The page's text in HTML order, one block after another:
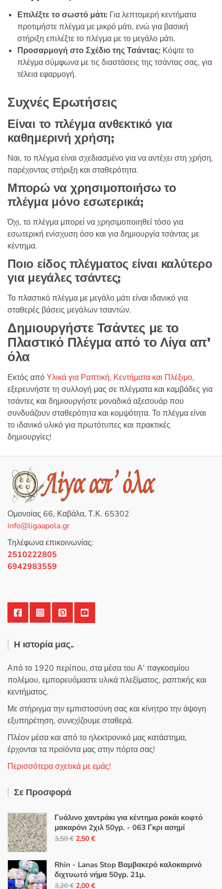
Επιλέξτε το σωστό μάτι: Για λεπτομερή κεντήματα
προτιμήστε πλέγμα με μικρό μάτι, ενώ για βασική
στήριξη επιλέξτε το πλέγμα με το μεγάλο μάτι.
Προσαρμογή στο Σχέδιο της Τσάντας: Κόψτε το
πλέγμα σύμφωνα με τις διαστάσεις της τσάντας σας, για
τέλεια εφαρμογή.
Συχνές Ερωτήσεις
Είναι το πλέγμα ανθεκτικό για
καθημερινή χρήση;
Ναι, το πλέγμα είναι σχεδιασμένο για να αντέχει στη χρήση,
παρέχοντας στήριξη και σταθερότητα.
Μπορώ να χρησιμοποιήσω το
πλέγμα μόνο εσωτερικά;
Όχι, το πλέγμα μπορεί να χρησιμοποιηθεί τόσο για
εσωτερική ενίσχυση όσο και για δημιουργία τσάντας με
κέντημα.
Ποιο είδος πλέγματος είναι καλύτερο
για μεγάλες τσάντες;
Το πλαστικό πλέγμα με μεγάλο μάτι είναι ιδανικό για
σταθερές βάσεις μεγάλων τσαντών.
Δημιουργήστε Τσάντες με το
Πλαστικό Πλέγμα από το Λίγα απ'
όλα
Εκτός απόΥλικά για Ραπτική, Κεντήματα και Πλέξιμο,
εξερευνήστε τη συλλογή μας σε πλέγματα και καμβάδες για
τσάντες και δημιουργήστε μοναδικά αξεσουάρ που
συνδυάζουν σταθερότητα και κομψότητα. Το πλέγμα είναι
το ιδανικό υλικό για πρωτότυπες και πρακτικές
δημιουργίες!
Ομονοίας 66, Καβάλα, Τ.Κ. 65302
info@ligaapola.gr
Τηλέφωνα επικοινωνίας:
2510222805
6942983559
Η ιστορία μας..
Από το 1920 περίπου, στα μέσα του Α’ παγκοσμίου
πολέμου, εμπορευόμαστε υλικά πλεξίματος, ραπτικής και
κεντήματος.
Με στήριγμα την εμπιστοσύνη σας και κίνητρο την άψογη
εξυπηρέτηση, συνεχίζουμε σταθερά.
Πλέον μέσα και από το ηλεκτρονικό μας κατάστημα,
έρχονται τα προϊόντα μας στην πόρτα σας!
Περισσότερα σχετικά με εμάς!
Σε Προσφορά
Γυάλινο χαντράκι για κέντημα ροκάι κοφτό
μακαρόνι 2χιλ 50γρ. - 063 Γκρι ασημί
3,50€ Original
was:
3,50 €.
2,50 €Η
τιμή
είναι:
2,50 €.
Rhin - Lanas Stop Βαμβακερό καλοκαιρινό
διχτυωτό νήμα 50γρ. 21μ.
3,20€ Original
2,00 €Η